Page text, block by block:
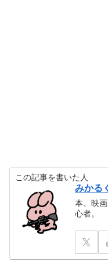
この記事を書いた人
みかる
本、映
心者。